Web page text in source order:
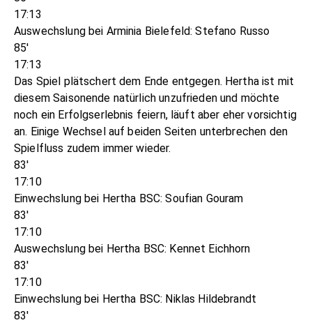
17:13
Auswechslung bei Arminia Bielefeld: Stefano Russo
85'
17:13
Das Spiel plätschert dem Ende entgegen. Hertha ist mit
diesem Saisonende natürlich unzufrieden und möchte
noch ein Erfolgserlebnis feiern, läuft aber eher vorsichtig
an. Einige Wechsel auf beiden Seiten unterbrechen den
Spielfluss zudem immer wieder.
83'
17:10
Einwechslung bei Hertha BSC: Soufian Gouram
83'
17:10
Auswechslung bei Hertha BSC: Kennet Eichhorn
83'
17:10
Einwechslung bei Hertha BSC: Niklas Hildebrandt
83'